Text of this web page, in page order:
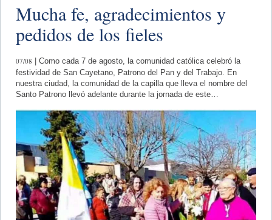
Mucha fe, agradecimientos y
pedidos de los fieles
07/08 | Como cada 7 de agosto, la comunidad católica celebró la
festividad de San Cayetano, Patrono del Pan y del Trabajo. En
nuestra ciudad, la comunidad de la capilla que lleva el nombre del
Santo Patrono llevó adelante durante la jornada de este…